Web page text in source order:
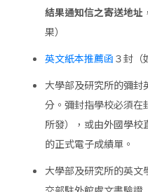
結果通知信之寄送地址
果）
英文紙本推薦函 ３封（
大學部及研究所的彌封
分。彌封指學校必須在
所發），或由外國學
的正式電子成績單。
大學部及研究所的英